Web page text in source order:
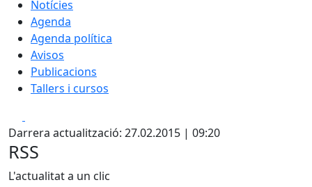
Notícies
Agenda
Agenda política
Avisos
Publicacions
Tallers i cursos
Darrera actualització: 27.02.2015 | 09:20
RSS
L'actualitat a un clic